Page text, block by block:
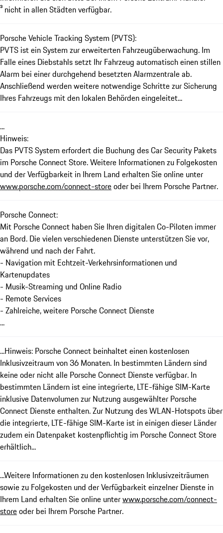
³ nicht in allen Städten verfügbar.
Porsche Vehicle Tracking System (PVTS):
PVTS ist ein System zur erweiterten Fahrzeugüberwachung. Im
Falle eines Diebstahls setzt Ihr Fahrzeug automatisch einen stillen
Alarm bei einer durchgehend besetzten Alarmzentrale ab.
Anschließend werden weitere notwendige Schritte zur Sicherung
Ihres Fahrzeugs mit den lokalen Behörden eingeleitet...
...
Hinweis:
Das PVTS System erfordert die Buchung des Car Security Pakets
im Porsche Connect Store. Weitere Informationen zu Folgekosten
und der Verfügbarkeit in Ihrem Land erhalten Sie online unter
www.porsche.com/connect-storeoder bei Ihrem Porsche Partner.
Porsche Connect:
Mit Porsche Connect haben Sie Ihren digitalen Co-Piloten immer
an Bord. Die vielen verschiedenen Dienste unterstützen Sie vor,
während und nach der Fahrt.
- Navigation mit Echtzeit-Verkehrsinformationen und
Kartenupdates
- Musik-Streaming und Online Radio
- Remote Services
- Zahlreiche, weitere Porsche Connect Dienste
...
...Hinweis: Porsche Connect beinhaltet einen kostenlosen
Inklusivzeitraum von 36 Monaten. In bestimmten Ländern sind
keine oder nicht alle Porsche Connect Dienste verfügbar. In
bestimmten Ländern ist eine integrierte, LTE-fähige SIM-Karte
inklusive Datenvolumen zur Nutzung ausgewählter Porsche
Connect Dienste enthalten. Zur Nutzung des WLAN-Hotspots über
die integrierte, LTE-fähige SIM-Karte ist in einigen dieser Länder
zudem ein Datenpaket kostenpflichtig im Porsche Connect Store
erhältlich...
...Weitere Informationen zu den kostenlosen Inklusivzeiträumen
sowie zu Folgekosten und der Verfügbarkeit einzelner Dienste in
Ihrem Land erhalten Sie online unterwww.porsche.com/connect-
storeoder bei Ihrem Porsche Partner.